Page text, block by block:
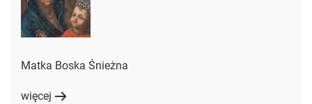
Matka Boska Śnieżna
więcej